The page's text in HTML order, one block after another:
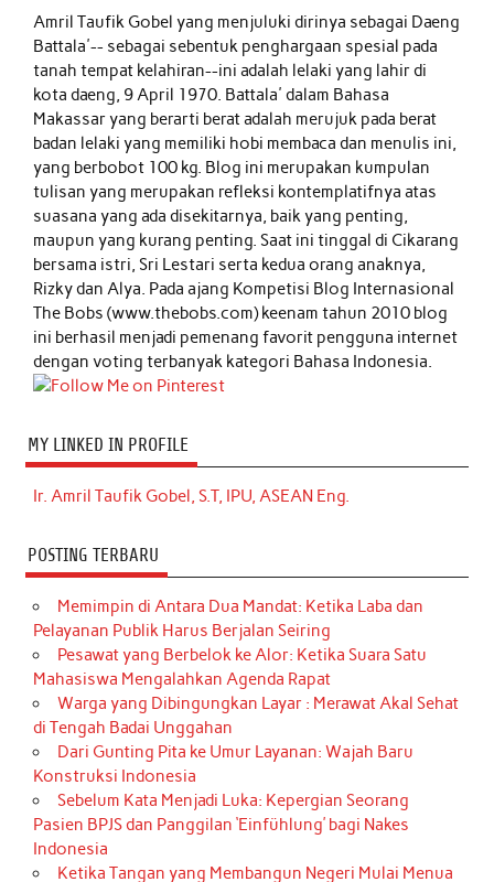
Amril Taufik Gobelyang menjuluki dirinya sebagai Daeng
Battala'-- sebagai sebentuk penghargaan spesial pada
tanah tempat kelahiran--ini adalah lelaki yang lahir di
kota daeng, 9 April 1970. Battala' dalam Bahasa
Makassar yang berarti berat adalah merujuk pada berat
badan lelaki yang memiliki hobi membaca dan menulis ini,
yang berbobot 100 kg. Blog ini merupakan kumpulan
tulisan yang merupakan refleksi kontemplatifnya atas
suasana yang ada disekitarnya, baik yang penting,
maupun yang kurang penting. Saat ini tinggal di Cikarang
bersama istri, Sri Lestari serta kedua orang anaknya,
Rizky dan Alya. Pada ajang Kompetisi Blog Internasional
The Bobs (www.thebobs.com) keenam tahun 2010 blog
ini berhasil menjadi pemenang favorit pengguna internet
dengan voting terbanyak kategori Bahasa Indonesia.
MY LINKED IN PROFILE
Ir. Amril Taufik Gobel, S.T, IPU, ASEAN Eng.
POSTING TERBARU
Memimpin di Antara Dua Mandat: Ketika Laba dan
Pelayanan Publik Harus Berjalan Seiring
Pesawat yang Berbelok ke Alor: Ketika Suara Satu
Mahasiswa Mengalahkan Agenda Rapat
Warga yang Dibingungkan Layar : Merawat Akal Sehat
di Tengah Badai Unggahan
Dari Gunting Pita ke Umur Layanan: Wajah Baru
Konstruksi Indonesia
Sebelum Kata Menjadi Luka: Kepergian Seorang
Pasien BPJS dan Panggilan ‘Einfühlung’ bagi Nakes
Indonesia
Ketika Tangan yang Membangun Negeri Mulai Menua